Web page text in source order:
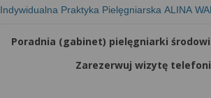
Indywidualna Praktyka Pielęgniarska ALINA
Poradnia (gabinet) pielęgniarki
Zarezerwuj wizytę